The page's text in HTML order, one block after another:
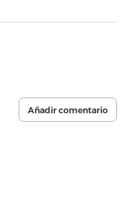
Añadir comentario